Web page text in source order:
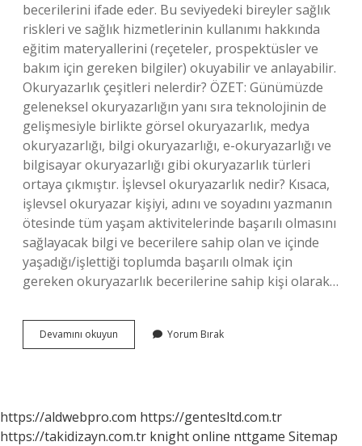
becerilerini ifade eder. Bu seviyedeki bireyler sağlık
riskleri ve sağlık hizmetlerinin kullanımı hakkında
eğitim materyallerini (reçeteler, prospektüsler ve
bakım için gereken bilgiler) okuyabilir ve anlayabilir.
Okuryazarlık çeşitleri nelerdir? ÖZET: Günümüzde
geleneksel okuryazarlığın yanı sıra teknolojinin de
gelişmesiyle birlikte görsel okuryazarlık, medya
okuryazarlığı, bilgi okuryazarlığı, e-okuryazarlığı ve
bilgisayar okuryazarlığı gibi okuryazarlık türleri
ortaya çıkmıştır. İşlevsel okuryazarlık nedir? Kısaca,
işlevsel okuryazar kişiyi, adını ve soyadını yazmanın
ötesinde tüm yaşam aktivitelerinde başarılı olmasını
sağlayacak bilgi ve becerilere sahip olan ve içinde
yaşadığı/işlettiği toplumda başarılı olmak için
gereken okuryazarlık becerilerine sahip kişi olarak…
Devamını okuyun Fonksiyonel
Okuryazarlık
Yorum Bırak
https://aldwebpro.com https://gentesltd.com.tr
https://takidizayn.com.tr knight online nttgame Sitemap